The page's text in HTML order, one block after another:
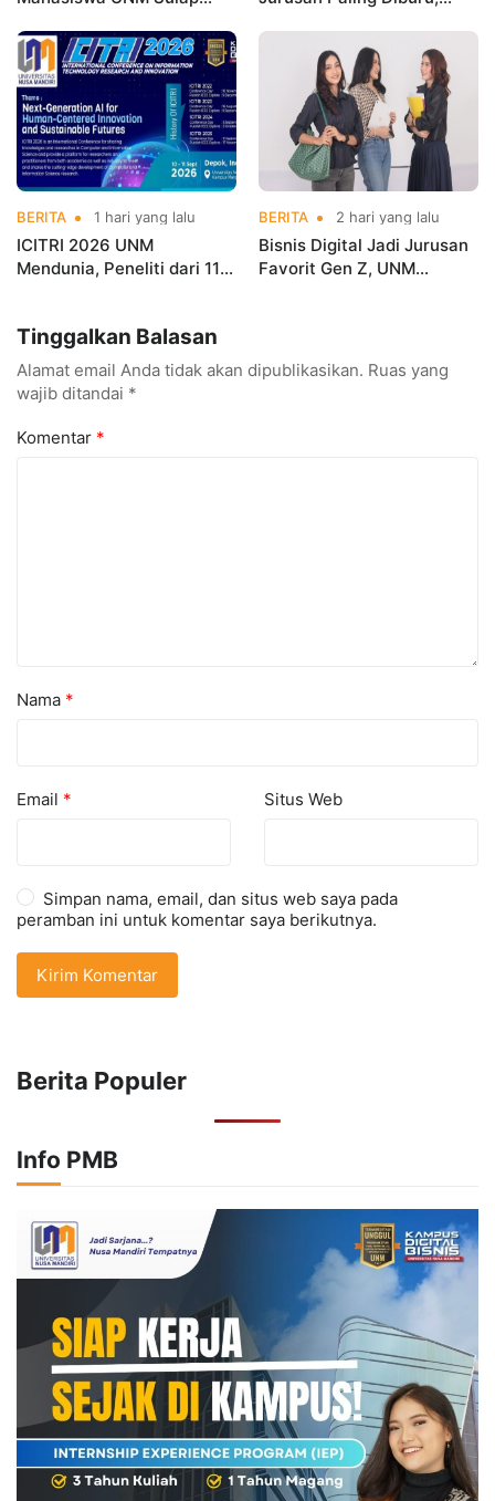
Menarik dan Laris
hingga Cyber Security
BERITA 1 hari yang lalu
ICITRI 2026 UNM
Mendunia, Peneliti dari 11
BERITA 2 hari yang lalu
Bisnis Digital Jadi Jurusan
Favorit Gen Z, UNM
Tinggalkan Balasan
Alamat email Anda tidak akan dipublikasikan. Ruas yang
wajib ditandai *
Komentar *
Nama *
Email * Situs Web
Simpan nama, email, dan situs web saya pada
peramban ini untuk komentar saya berikutnya.
Berita Populer
Info PMB